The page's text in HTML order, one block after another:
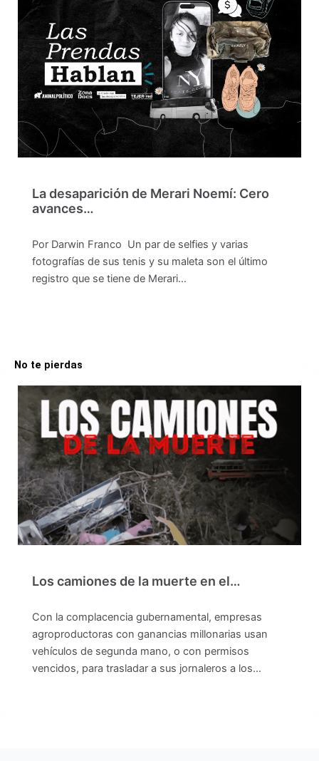
La desaparición de Merari Noemí: Cero
avances…
Por Darwin Franco Un par de selfies y varias
fotografías de sus tenis y su maleta son el último
registro que se tiene de Merari…
No te pierdas
Los camiones de la muerte en el…
Con la complacencia gubernamental, empresas
agroproductoras con ganancias millonarias usan
vehículos de segunda mano, o con permisos
vencidos, para trasladar a sus jornaleros a los…